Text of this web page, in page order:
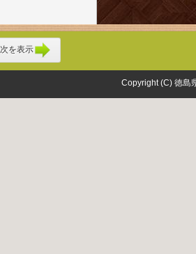
次を表示
Copyright (C) 徳島